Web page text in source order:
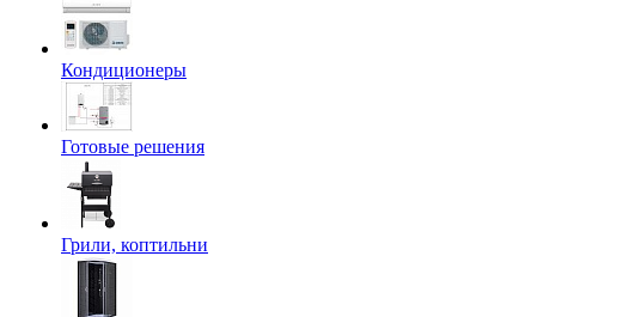
Кондиционеры
Готовые решения
Грили, коптильни